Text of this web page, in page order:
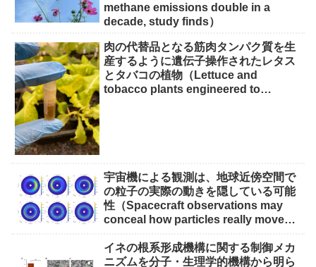
methane emissions double in a
decade, study finds）
肉の代替品となる筋肉タンパク質を生
産するように遺伝子操作されたレタス
とタバコの植物（Lettuce and
tobacco plants engineered to
宇宙機による観測は、地球近傍空間で
の粒子の実際の動きを隠している可能
性（Spacecraft observations may
conceal how particles really move
イネの根系形成機構に関する制御メカ
ニズムを分子・生理学的機構から明ら